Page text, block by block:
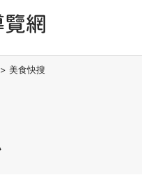
> 美食快搜